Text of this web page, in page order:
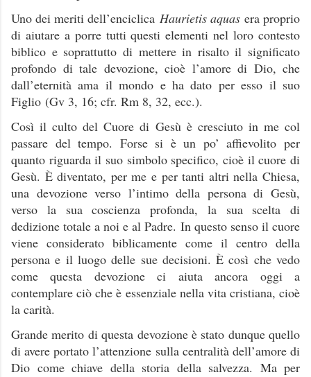
Uno dei meriti dell’enciclica Haurietis aquasera proprio
di aiutare a porre tutti questi elementi nel loro contesto
biblico e soprattutto di mettere in risalto il significato
profondo di tale devozione, cioè l’amore di Dio, che
dall’eternità ama il mondo e ha dato per esso il suo
Figlio (Gv 3, 16; cfr. Rm 8, 32, ecc.).
Così il culto del Cuore di Gesù è cresciuto in me col
passare del tempo. Forse si è un po’ affievolito per
quanto riguarda il suo simbolo specifico, cioè il cuore di
Gesù. È diventato, per me e per tanti altri nella Chiesa,
una devozione verso l’intimo della persona di Gesù,
verso la sua coscienza profonda, la sua scelta di
dedizione totale a noi e al Padre. In questo senso il cuore
viene considerato biblicamente come il centro della
persona e il luogo delle sue decisioni. È così che vedo
come questa devozione ci aiuta ancora oggi a
contemplare ciò che è essenziale nella vita cristiana, cioè
la carità.
Grande merito di questa devozione è stato dunque quello
di avere portato l’attenzione sulla centralità dell’amore di
Dio come chiave della storia della salvezza. Ma per